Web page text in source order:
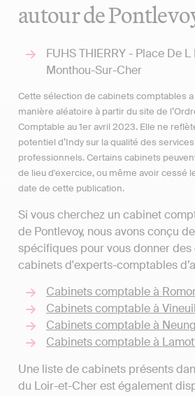
autour de
FUHS THIERRY - Place De
Monthou-Sur-Cher
Cette sélection de cabinets comptables
manière aléatoire à partir du site de
Comptable au 1er avril 2023. Elle ne
potentiel d’Indy sur la qualité des
professionnels. Certains cabinets
de lieu d'exercice, ou même avoir cessé
date de cette publication.
Si vous cherchez un cabinet
de Pontlevoy, nous avons conçu
spécifiques pour vous donner
cabinets d'experts-comptables
Cabinets comptable à
Cabinets comptable à Vineuil
Cabinets comptable à
Cabinets comptable à
Une liste de cabinets présents
du Loir-et-Cher est également